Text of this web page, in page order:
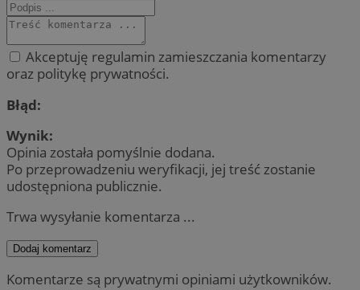
Akceptuję regulamin zamieszczania komentarzy
oraz politykę prywatności.
Błąd:
Wynik:
Opinia została pomyślnie dodana.
Po przeprowadzeniu weryfikacji, jej treść zostanie
udostępniona publicznie.
Trwa wysyłanie komentarza ...
Dodaj komentarz
Komentarze są prywatnymi opiniami użytkowników.